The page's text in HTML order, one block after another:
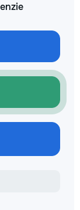
Ровное покрытие
кромки, чистая
Выезд на замер,
по цвету и